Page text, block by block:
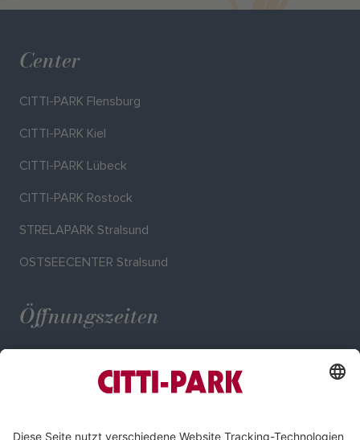
Center
CITTI-PARK Flensburg
CITTI-PARK Kiel
CITTI-PARK Lübeck
CITTI-PARK Rostock
STRELAPARK Stralsund
OSTSEECENTER Stralsund
Öffnungszeiten